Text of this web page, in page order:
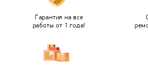
Гарантия на все
работы от 1 года!